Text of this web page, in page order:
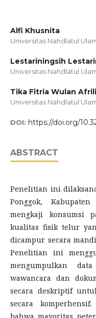
Alfi Khusnita
Universitas Nahdlatul
Lestariningsih
Universitas Nahdlatul
Tika Fitria Wulan
Universitas Nahdlatul
DOI: https://doi.org/
ABSTRACT
Penelitian ini
Ponggok,
mengkaji konsumsi
kualitas fisik telur
dicampur secara
Penelitian ini
mengumpulkan
wawancara dan
secara deskriptif
secara
bahwa mayoritas